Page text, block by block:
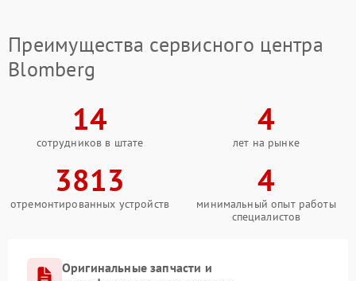
Преимущества сервисного центра
Blomberg
14
сотрудников в штате
4
лет на рынке
3813
отремонтированных устройств
4
минимальный опыт работы
специалистов
Оригинальные запчасти и